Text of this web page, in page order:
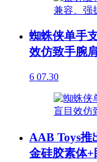
蜘蛛侠单手
效仿致手腕
6 07.30
AAB Toys推
金硅胶素体